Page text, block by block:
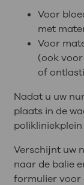
Voor
met
Voor
(ook
of
Nadat u uw
plaats in de
polikliniekplein
Verschijnt uw
naar de balie
formulier voor